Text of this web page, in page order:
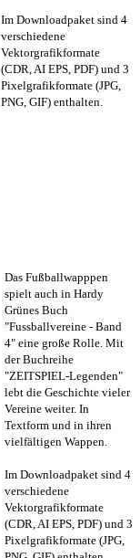
Im Downloadpaket sind 4
verschiedene
Vektorgrafikformate
(CDR, AI EPS, PDF) und 3
Pixelgrafikformate (JPG,
PNG, GIF) enthalten.
Das Fußballwapppen
spielt auch in Hardy
Grünes Buch
"Fussballvereine - Band
4" eine große Rolle. Mit
der Buchreihe
"ZEITSPIEL-Legenden"
lebt die Geschichte vieler
Vereine weiter. In
Textform und in ihren
vielfältigen Wappen.
Im Downloadpaket sind 4
verschiedene
Vektorgrafikformate
(CDR, AI EPS, PDF) und 3
Pixelgrafikformate (JPG,